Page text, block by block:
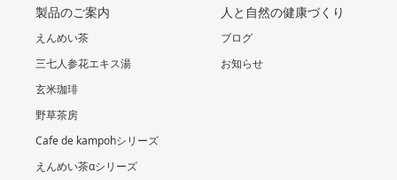
製品のご案内
えんめい茶
三七人参花エキス湯
玄米珈琲
野草茶房
Cafe de kampohシリーズ
えんめい茶αシリーズ
人と自然の健康づくり
ブログ
お知らせ